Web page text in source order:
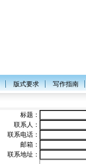
版式要求
写作指南
标题：
联系人：
联系电话：
邮箱：
联系地址：